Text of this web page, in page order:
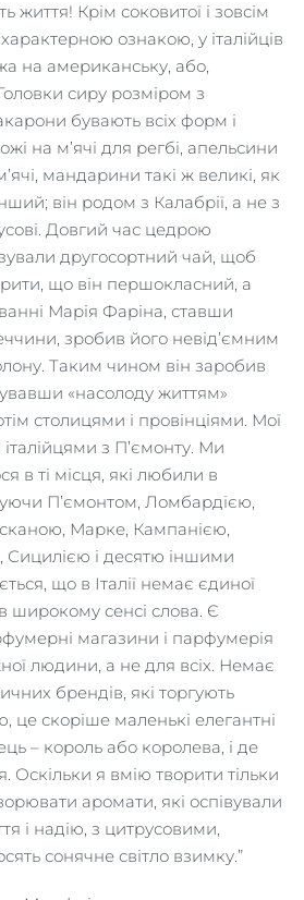
життя! Крім соковитої і зовсім
ознакою, у італійців
на американську, або,
сиру розміром з
бувають всіх форм і
на м’ячі для регбі, апельсини
мандарини такі ж великі, як
він родом з Калабрії, а не з
Довгий час цедрою
другосортний чай, щоб
що він першокласний, а
Марія Фаріна, ставши
зробив його невід’ємним
Таким чином він заробив
«насолоду життям»
столицями і провінціями. Мої
італійцями з П’ємонту. Ми
в ті місця, які любили в
П’ємонтом, Ломбардією,
Марке, Кампанією,
Сицилією і десятю іншими
що в Італії немає єдиної
широкому сенсі слова. Є
магазини і парфумерія
людини, а не для всіх. Немає
брендів, які торгують
скоріше маленькі елегантні
– король або королева, і де
я вмію творити тільки
аромати, які оспівували
і надію, з цитрусовими,
сонячне світло взимку.”